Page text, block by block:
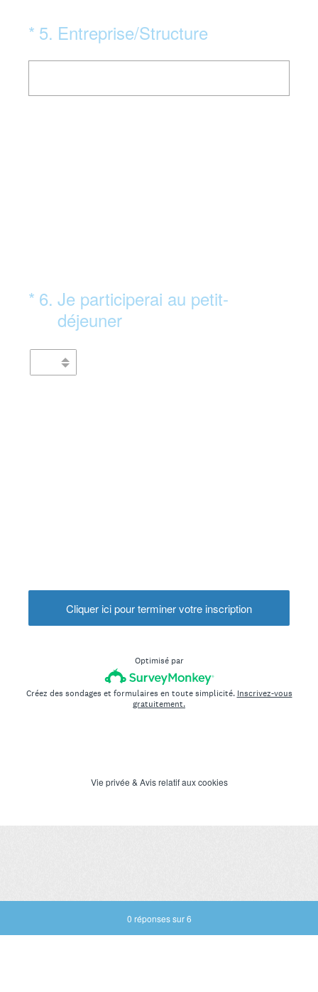
* 5. Entreprise/Structure
(Obligatoire)
* 6. Je participerai au petit-
déjeuner
(Obligatoire)
Progression actuelle,
0 réponses sur 6
Cliquer ici pour terminer votre inscription
Optimisé par
Créez des sondages et formulaires en toute simplicité. Inscrivez-vous
gratuitement.
Vie privée & Avis relatif aux cookies